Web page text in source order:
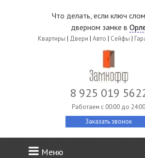
Что делать, если ключ
дверном замке в
Квартиры | Двери | Авто | Сейфы |
8 925 019
Работаем c 00:00 до 24:00
Заказать звонок
Меню